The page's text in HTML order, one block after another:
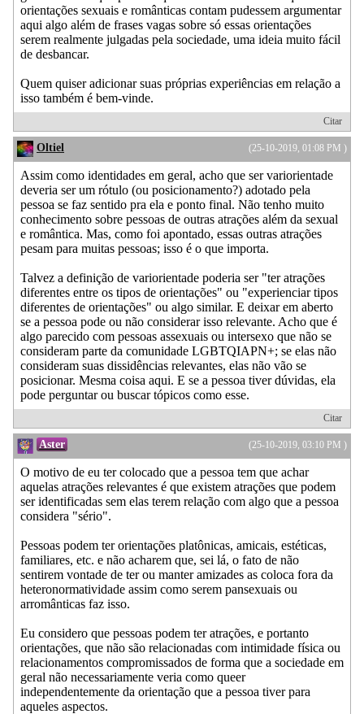
orientações sexuais e românticas contam pudessem argumentar
aqui algo além de frases vagas sobre só essas orientações
serem realmente julgadas pela sociedade, uma ideia muito fácil
de desbancar.
Quem quiser adicionar suas próprias experiências em relação a
isso também é bem-vinde.
Citar
(25-10-2019, 01:08 PM )
Oltiel
Assim como identidades em geral, acho que ser variorientade
deveria ser um rótulo (ou posicionamento?) adotado pela
pessoa se faz sentido pra ela e ponto final. Não tenho muito
conhecimento sobre pessoas de outras atrações além da sexual
e romântica. Mas, como foi apontado, essas outras atrações
pesam para muitas pessoas; isso é o que importa.
Talvez a definição de variorientade poderia ser "ter atrações
diferentes entre os tipos de orientações" ou "experienciar tipos
diferentes de orientações" ou algo similar. E deixar em aberto
se a pessoa pode ou não considerar isso relevante. Acho que é
algo parecido com pessoas assexuais ou intersexo que não se
consideram parte da comunidade LGBTQIAPN+; se elas não
consideram suas dissidências relevantes, elas não vão se
posicionar. Mesma coisa aqui. E se a pessoa tiver dúvidas, ela
pode perguntar ou buscar tópicos como esse.
Citar
(25-10-2019, 03:10 PM )
Aster
O motivo de eu ter colocado que a pessoa tem que achar
aquelas atrações relevantes é que existem atrações que podem
ser identificadas sem elas terem relação com algo que a pessoa
considera "sério".
Pessoas podem ter orientações platônicas, amicais, estéticas,
familiares, etc. e não acharem que, sei lá, o fato de não
sentirem vontade de ter ou manter amizades as coloca fora da
heteronormatividade assim como serem pansexuais ou
arromânticas faz isso.
Eu considero que pessoas podem ter atrações, e portanto
orientações, que não são relacionadas com intimidade física ou
relacionamentos compromissados de forma que a sociedade em
geral não necessariamente veria como queer
independentemente da orientação que a pessoa tiver para
aqueles aspectos.